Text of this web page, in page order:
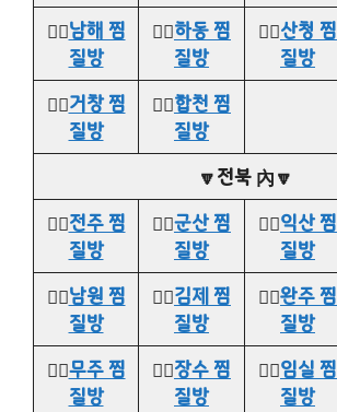
👉🏻남해 찜
질방
👉🏻하동 찜
질방
👉🏻산청 찜
질방
👉🏻거창 찜
질방
👉🏻합천 찜
질방
🔽전북 內🔽
👉🏻전주 찜
질방
👉🏻군산 찜
질방
👉🏻익산 찜
질방
👉🏻남원 찜
질방
👉🏻김제 찜
질방
👉🏻완주 찜
질방
👉🏻무주 찜
질방
👉🏻장수 찜
질방
👉🏻임실 찜
질방